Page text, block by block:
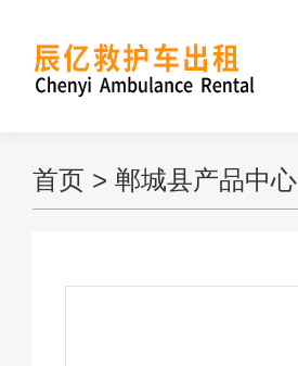
首页 > 郸城县产品中心